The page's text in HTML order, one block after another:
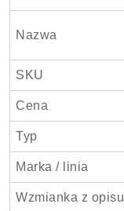
Nazwa
SKU
Cena
Typ
Marka / linia
Wzmianka z opisu